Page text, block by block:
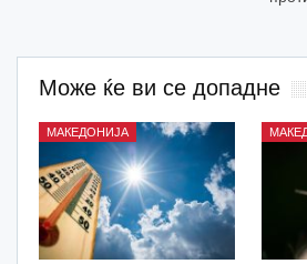
Може ќе ви се допадне
МАКЕДОНИЈА